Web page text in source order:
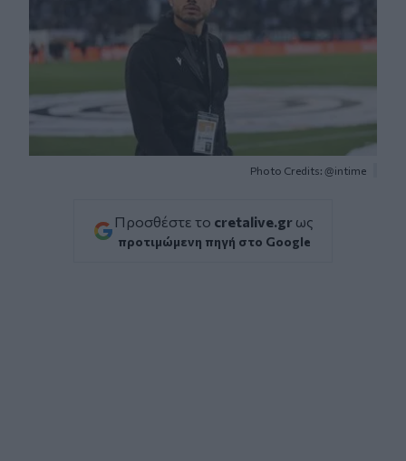
Photo Credits: @intime
Προσθέστε το cretalive.gr ως
προτιμώμενη πηγή στο Google